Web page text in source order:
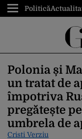
Politică
Polonia și
un tratat de
împotriva
pregătește
umbrela de
Cristi Verziu